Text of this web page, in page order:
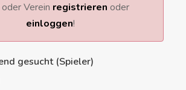
oder Verein registrieren oder
einloggen!
gesucht (Spieler)